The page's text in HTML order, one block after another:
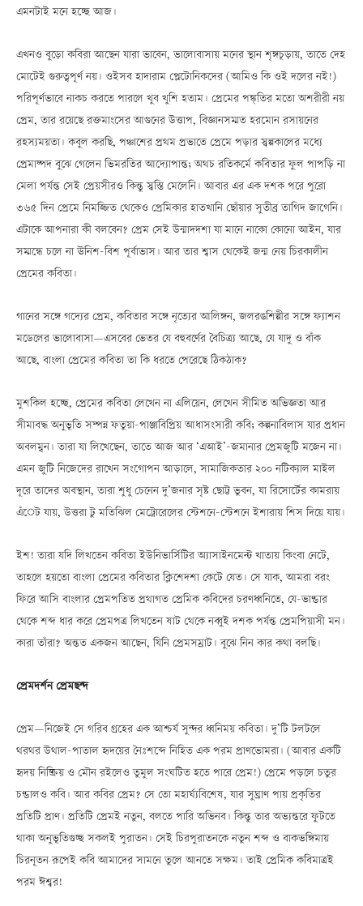
এমনটাই মনে হচ্ছে আজ।
এখনও বুড়ো কবিরা আছেন যারা ভাবেন, ভালোবাসায় মনের স্থান শৃঙ্গচূড়ায়, তাতে দেহ
মোটেই গুরুত্বপূর্ণ নয়। ওইসব হাদারাম প্লেটোনিকদের (আমিও কি ওই দলের নই!)
পরিপূর্ণভাবে নাকচ করতে পারলে খুব খুশি হতাম। প্রেমের পঙ্ক্তির মতো অশরীরী নয়
প্রেম, তার রয়েছে রক্তমাংসের আগুনের উত্তাপ, বিজ্ঞানসম্মত হরমোন রসায়নের
রহস্যময়তা। কবুল করছি, পঞ্চাশের প্রথম প্রভাতে প্রেমে পড়ার স্বল্পকালের মধ্যে
প্রেমাষ্পদ বুঝে গেলেন ভিমরতির আদ্যোপান্ত; অথচ রতিকর্মে কবিতার ফুল পাপড়ি না
মেলা পর্যন্ত সেই প্রেয়সীরও কিন্তু স্বস্তি মেলেনি। আবার এর এক দশক পরে পুরো
৩৬৫ দিন প্রেমে নিমজ্জিত থেকেও প্রেমিকার হাতখানি ছোঁয়ার সুতীব্র তাগিদ জাগেনি।
এটাকে আপনারা কী বলবেন? প্রেম সেই উন্মাদদশা যা মানে নাকো কোনো আইন, যার
সম্মন্ধে চলে না ঊনিশ-বিশ পূর্বাভাস। আর তার শ্বাস থেকেই জন্ম নেয় চিরকালীন
প্রেমের কবিতা।
গানের সঙ্গে গদ্যের প্রেম, কবিতার সঙ্গে নৃত্যের আলিঙ্গন, জলরঙশিল্পীর সঙ্গে ফ্যাশন
মডেলের ভালোবাসাÑএসবের ভেতর যে বহুবর্ণের বৈচিত্র্য আছে, যে যাদু ও বাঁক
আছে, বাংলা প্রেমের কবিতা তা কি ধরতে পেরেছে ঠিকঠাক?
মুশকিল হচ্ছে, প্রেমের কবিতা লেখেন না এলিয়েন, লেখেন সীমিত অভিজ্ঞতা আর
সীমাবদ্ধ অনুভূতি সম্পন্ন ফতুয়া-পাঞ্জাবিপ্রিয় আধাসংসারী কবি; কল্পনাবিলাস যার প্রধান
অবলম্বন। তারা যা লিখেছেন, তাতে আজ আর ‘এআই’-জমানার প্রেমজুটি মজেন না।
এমন জুটি নিজেদের রাখেন সংগোপন আড়ালে, সামাজিকতার ২০০ নটিক্যাল মাইল
দূরে তাদের অবস্থান, তারা শুধু চেনেন দু’জনার সৃষ্ট ছোট্ট ভুবন, যা রিসোর্টের কামরায়
এঁেট যায়, উত্তরা টু মতিঝিল মেট্রোরেলের স্টেশনে-স্টেশনে ইশারায় শিস দিয়ে যায়।
ইশ! তারা যদি লিখতেন কবিতা ইউনিভার্সিটির অ্যাসাইনমেন্ট খাতায় কিংবা নেটে,
তাহলে হয়তো বাংলা প্রেমের কবিতার ক্লিশেদশা কেটে যেত। সে যাক, আমরা বরং
ফিরে আসি বাংলার প্রেমপতিত প্রথাগত প্রেমিক কবিদের চরণধ্বনিতে, যে-ভাণ্ডার
থেকে শব্দ ধার করে প্রেমপত্র লিখতেন ষাট থেকে নব্বুই দশক পর্যন্ত প্রেমপিয়াসী মন।
কারা তাঁরা? অন্তত একজন আছেন, যিনি প্রেমসম্রাট। বুঝে নিন কার কথা বলছি।
প্রেমদর্শন প্রেমছন্দ
প্রেমÑনিজেই সে গরিব গ্রহের এক আশ্চর্য সুন্দর ধ্বনিময় কবিতা। দু’টি টলটলে
থরথর উথাল-পাতাল হৃদয়ের নৈঃশব্দে নিহিত এক পরম প্রাণভোমরা। (আবার একটি
হৃদয় নিষ্ক্রিয় ও মৌন রইলেও তুমুল সংঘটিত হতে পারে প্রেম!) প্রেমে পড়লে চতুর
চণ্ডালও কবি। আর কবির প্রেম? সে তো মহার্ঘ্যবিশেষ, যার সুঘ্রাণ পায় প্রকৃতির
প্রতিটি প্রাণ। প্রতিটি প্রেমই নতুন, বলতে পারি অভিনব। কিন্তু তার অভ্যন্তরে ফুটতে
থাকা অনুভূতিগুচ্ছ সকলই পুরাতন। সেই চিরপুরাতনকে নতুন শব্দ ও বাকভঙ্গিমায়
চিরনূতন রূপেই কবি আমাদের সামনে তুলে আনতে সক্ষম। তাই প্রেমিক কবিমাত্রই
পরম ঈশ্বর!